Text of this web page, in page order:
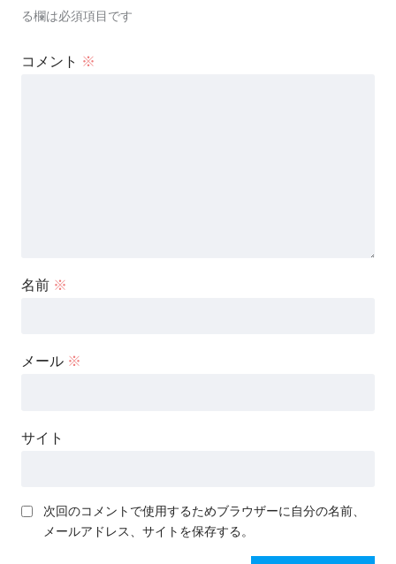
る欄は必須項目です
コメント ※
名前 ※
メール ※
サイト
次回のコメントで使用するためブラウザーに自分の名前、
メールアドレス、サイトを保存する。